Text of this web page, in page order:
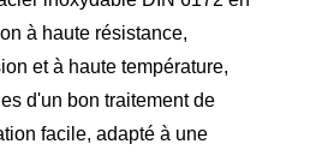
à haute résistance,
et à haute température,
d'un bon traitement de
facile, adapté à une